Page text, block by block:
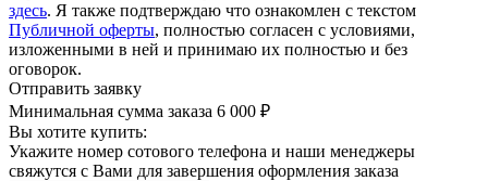
здесь. Я также подтверждаю что ознакомлен с текстом
Публичной оферты, полностью согласен с условиями,
изложенными в ней и принимаю их полностью и без
оговорок.
Отправить заявку
Минимальная сумма заказа 6 000 ₽
Вы хотите купить:
Укажите номер сотового телефона и наши менеджеры
свяжутся с Вами для завершения оформления заказа